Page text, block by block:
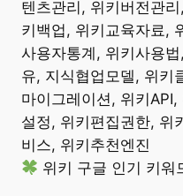
텐츠관리, 위키버전관
키백업, 위키교육자료,
사용자통계, 위키사용
유, 지식협업모델, 위키
마이그레이션, 위키
설정, 위키편집권한, 위
비스, 위키추천엔진
위키 구글 인기 키워